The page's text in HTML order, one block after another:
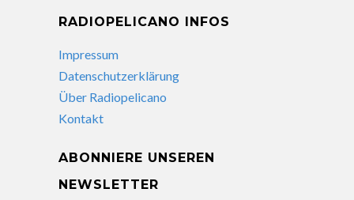
RADIOPELICANO INFOS
Impressum
Datenschutzerklärung
Über Radiopelicano
Kontakt
ABONNIERE UNSEREN
NEWSLETTER